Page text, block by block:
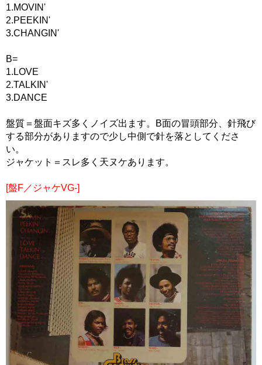
1.MOVIN'
2.PEEKIN'
3.CHANGIN'
B=
1.LOVE
2.TALKIN'
3.DANCE
盤質＝盤面キズ多くノイズ出ます。B面の冒頭部分、針飛び
する部分がありますので少し中側で針を落としてくださ
い。
ジャケット＝スレ多く天ヌケあります。
[盤F／ジャケVG-]